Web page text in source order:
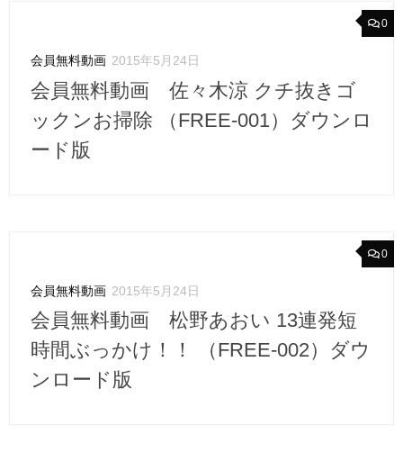
0
会員無料動画 2015年5月24日
会員無料動画 佐々木涼 クチ抜きゴ
ックンお掃除 （FREE-001）ダウンロ
ード版
0
会員無料動画 2015年5月24日
会員無料動画 松野あおい 13連発短
時間ぶっかけ！！ （FREE-002）ダウ
ンロード版